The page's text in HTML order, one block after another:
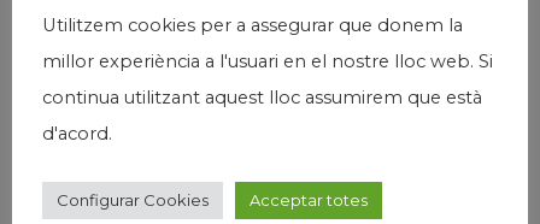
políticos en activo compiten frenéticamente en
presumir que son los mejor relacionados con el
muerto.
(…) Miquel Iceta (…) hizo una enorme necrológica a
Hace meses, hace años, la familia socialista (…)
había atacado a Carme Chacón.
Utilitzem cookies per a assegurar que donem la
millor experiència a l'usuari en el nostre lloc web. Si
continua utilitzant aquest lloc assumirem que està
d'acord.
Configurar Cookies Acceptar totes